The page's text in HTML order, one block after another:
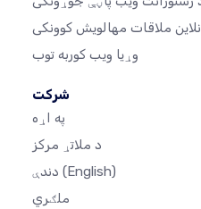
ملاقات مهالویش کوونکی
وړیا ویب کوربه توب
شرکت
په اړه
د ملاتړ مرکز
(English)
ملګري